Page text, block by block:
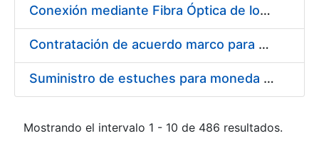
Conexión mediante Fibra Óptica de los Centros de Proceso de Datos (CPDs) de las sedes de la FNMT-RCM de Burgos y Madrid
Contratación de acuerdo marco para el Suministro de Material de Electricidad para la Fábrica Nacional de Moneda y Timbre-Real Casa de la Moneda en su centro de trabajo de Burgos
Suministro de estuches para moneda de 30 €
Mostrando el intervalo 1 - 10 de 486 resultados.